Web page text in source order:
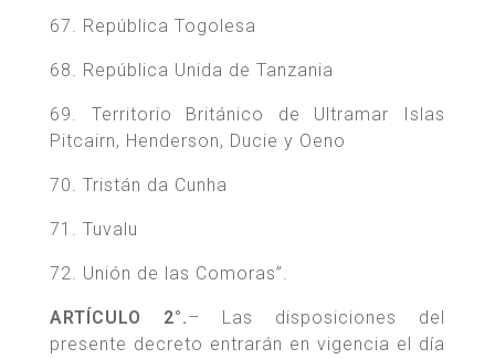
67. República Togolesa
68. República Unida de Tanzania
69. Territorio Británico de Ultramar Islas
Pitcairn, Henderson, Ducie y Oeno
70. Tristán da Cunha
71. Tuvalu
72. Unión de las Comoras”.
ARTÍCULO 2°.– Las disposiciones del
presente decreto entrarán en vigencia el día